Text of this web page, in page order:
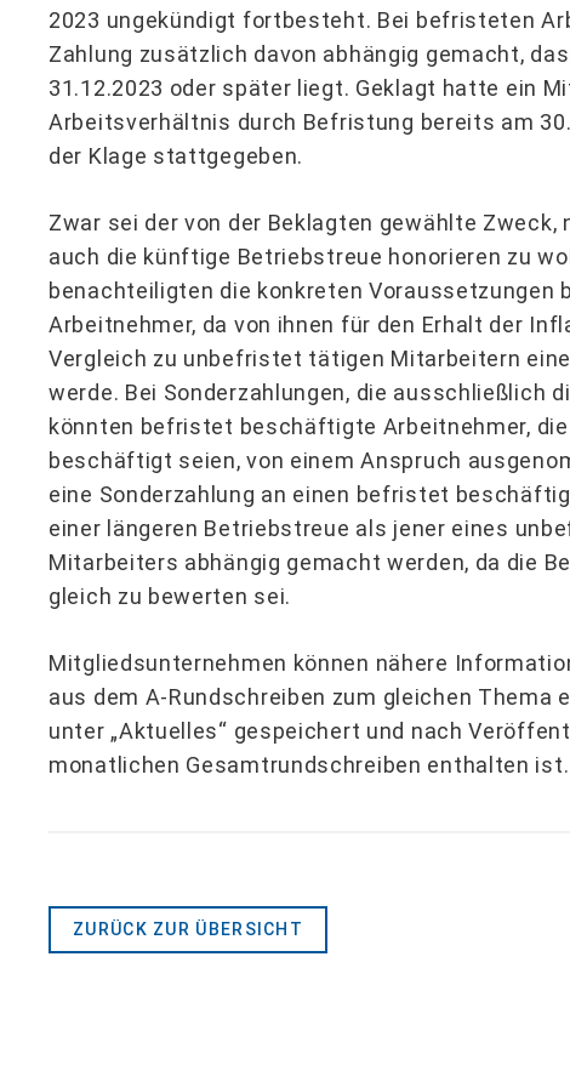
2023 ungekündigt fortbesteht. Bei befristeten
Zahlung zusätzlich davon abhängig gemacht,
31.12.2023 oder später liegt. Geklagt hatte ein
Arbeitsverhältnis durch Befristung bereits am
der Klage stattgegeben.
Zwar sei der von der Beklagten gewählte
auch die künftige Betriebstreue honorieren zu
benachteiligten die konkreten
Arbeitnehmer, da von ihnen für den Erhalt der
Vergleich zu unbefristet tätigen Mitarbeitern
werde. Bei Sonderzahlungen, die ausschließlich
könnten befristet beschäftigte Arbeitnehmer,
beschäftigt seien, von einem Anspruch
eine Sonderzahlung an einen befristet
einer längeren Betriebstreue als jener eines
Mitarbeiters abhängig gemacht werden, da die
gleich zu bewerten sei.
Mitgliedsunternehmen können nähere
aus dem A-Rundschreiben zum gleichen Thema
unter „Aktuelles“ gespeichert und nach
monatlichen Gesamtrundschreiben enthalten ist.
ZURÜCK ZUR ÜBERSICHT